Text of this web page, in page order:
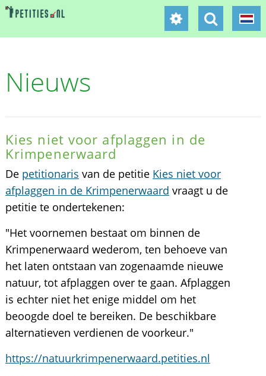
Nieuws
Kies niet voor afplaggen in de
Krimpenerwaard
De petitionaris van de petitie Kies niet voor
afplaggen in de Krimpenerwaard vraagt u de
petitie te ondertekenen:
"Het voornemen bestaat om binnen de
Krimpenerwaard wederom, ten behoeve van
het laten ontstaan van zogenaamde nieuwe
natuur, tot afplaggen over te gaan. Afplaggen
is echter niet het enige middel om het
beoogde doel te bereiken. De beschikbare
alternatieven verdienen de voorkeur."
https://natuurkrimpenerwaard.petities.nl